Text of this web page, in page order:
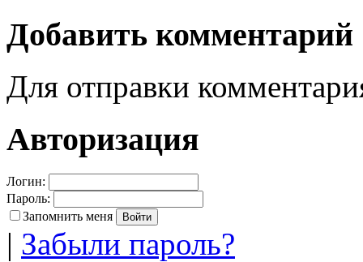
Добавить комментарий
Для отправки
Авторизация
Логин:
Пароль:
Запомнить меня
| Забыли пароль?